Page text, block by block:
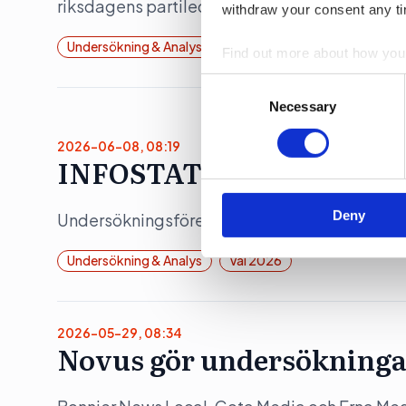
withdraw your consent any
Find out more about how
information about your use
other information that
Necessary
Deny
riksdagens partiledardebatt onsdagen 10
Undersökning & Analys
2026-06-08, 08:19
INFOSTAT: De byter
Undersökningsföretaget Infostat har
Undersökning & Analys Val 2026
2026-05-29, 08:34
Novus gör